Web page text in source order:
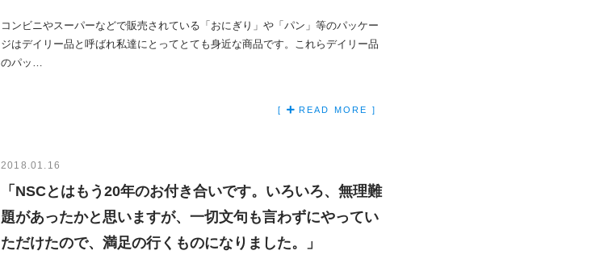
コンビニやスーパーなどで販売されている「おにぎり」や「パン」等のパッケー
ジはデイリー品と呼ばれ私達にとってとても身近な商品です。これらデイリー品
のパッ…
[ READ MORE ]
2018.01.16
「NSCとはもう20年のお付き合いです。いろいろ、無理難
題があったかと思いますが、一切文句も言わずにやってい
ただけたので、満足の行くものになりました。」